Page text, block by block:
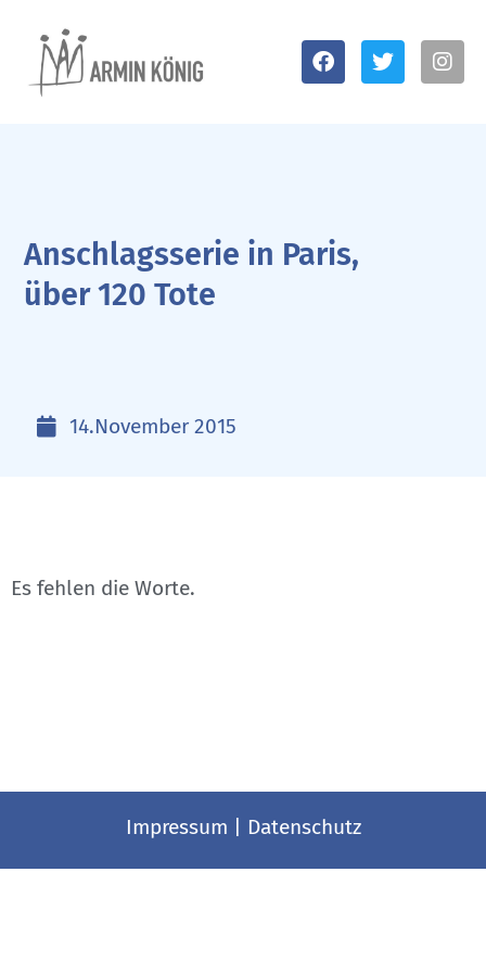
Anschlagsserie in Paris,
über 120 Tote
14.November 2015
Es fehlen die Worte.
Impressum Datenschutz